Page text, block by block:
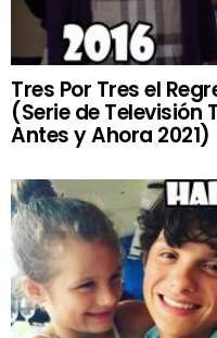
Tres Por Tres el
(Serie de Televisión
Antes y Ahora 2021)